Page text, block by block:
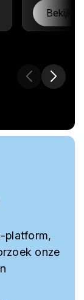
Bekijk
platform,
onze